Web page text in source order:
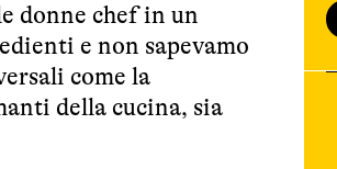
donne chef in un
e non sapevamo
come la
della cucina, sia